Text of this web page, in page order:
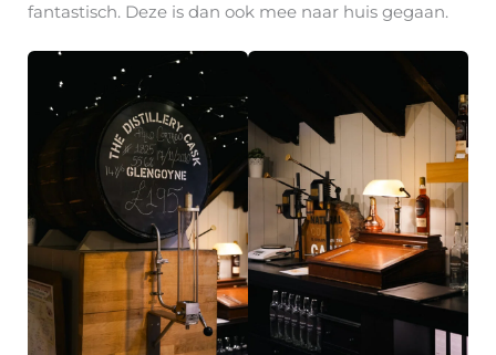
fantastisch. Deze is dan ook mee naar huis gegaan.